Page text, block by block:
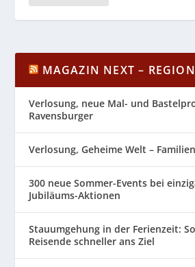
MAGAZIN NEXT – REGION
Verlosung, neue Mal- und
Ravensburger
Verlosung, Geheime Welt –
300 neue Sommer-Events bei
Jubiläums-Aktionen
Stauumgehung in der Ferienzeit:
Reisende schneller ans Ziel